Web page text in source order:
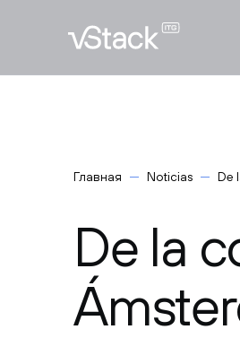
Главная Noticias De
De la